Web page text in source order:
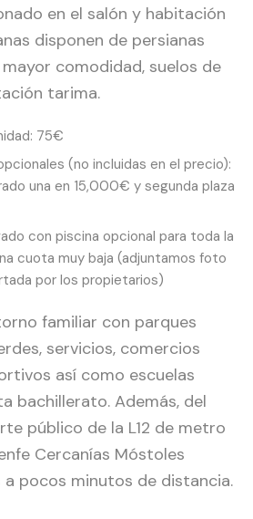
en el salón y habitación
disponen de persianas
comodidad, suelos de
tarima.
75€
(no incluidas en el precio):
una en 15,000€ y segunda plaza
con piscina opcional para toda la
cuota muy baja (adjuntamos foto
por los propietarios)
familiar con parques
servicios, comercios
así como escuelas
bachillerato. Además, del
público de la L12 de metro
Cercanías Móstoles
pocos minutos de distancia.